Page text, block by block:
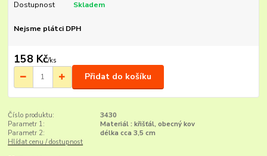
Dostupnost Skladem
Nejsme plátci DPH
158 Kč/ks
Přidat do košíku
Číslo produktu:
3430
Parametr 1:
Materiál : křišťál, obecný kov
Parametr 2:
délka cca 3,5 cm
Hlídat cenu / dostupnost